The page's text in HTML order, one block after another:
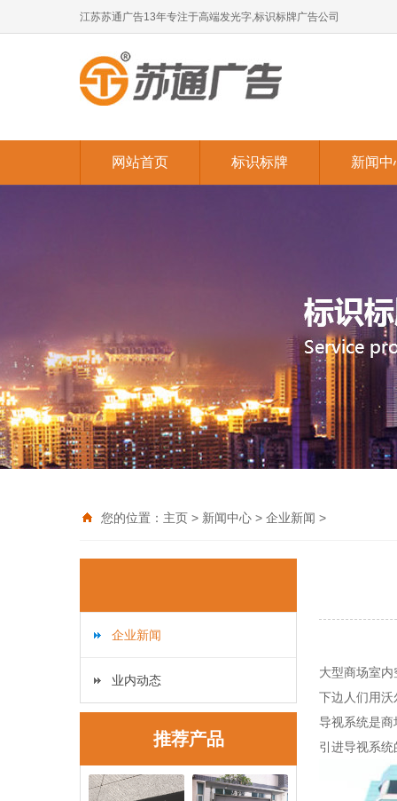
江苏苏通广告13年专注于高端发光字,标识标牌广告公司
网站首页 标识标牌 新闻中
您的位置： 主页 > 新闻中心 > 企业新闻 >
企业新闻
业内动态
推荐产品
大型商场室
下边人们用
导视系统是
引进导视系